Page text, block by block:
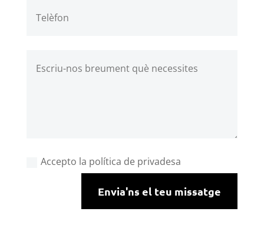
Accepto la política de privadesa
Envia'ns el teu missatge